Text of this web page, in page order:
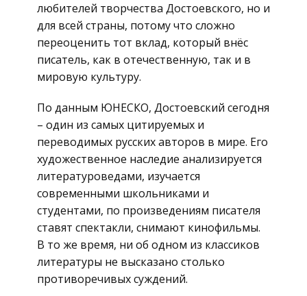
любителей творчества Достоевского, но и
для всей страны, потому что сложно
переоценить тот вклад, который внёс
писатель, как в отечественную, так и в
мировую культуру.
По данным ЮНЕСКО, Достоевский сегодня
– один из самых цитируемых и
переводимых русских авторов в мире. Его
художественное наследие анализируется
литературоведами, изучается
современными школьниками и
студентами, по произведениям писателя
ставят спектакли, снимают кинофильмы.
В то же время, ни об одном из классиков
литературы не высказано столько
противоречивых суждений.